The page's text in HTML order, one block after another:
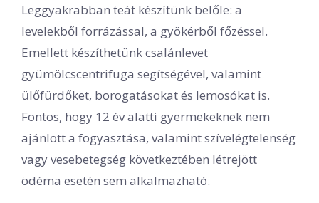
Leggyakrabban teát készítünk belőle: a
levelekből forrázással, a gyökérből főzéssel.
Emellett készíthetünk csalánlevet
gyümölcscentrifuga segítségével, valamint
ülőfürdőket, borogatásokat és lemosókat is.
Fontos, hogy 12 év alatti gyermekeknek nem
ajánlott a fogyasztása, valamint szívelégtelenség
vagy vesebetegség következtében létrejött
ödéma esetén sem alkalmazható.